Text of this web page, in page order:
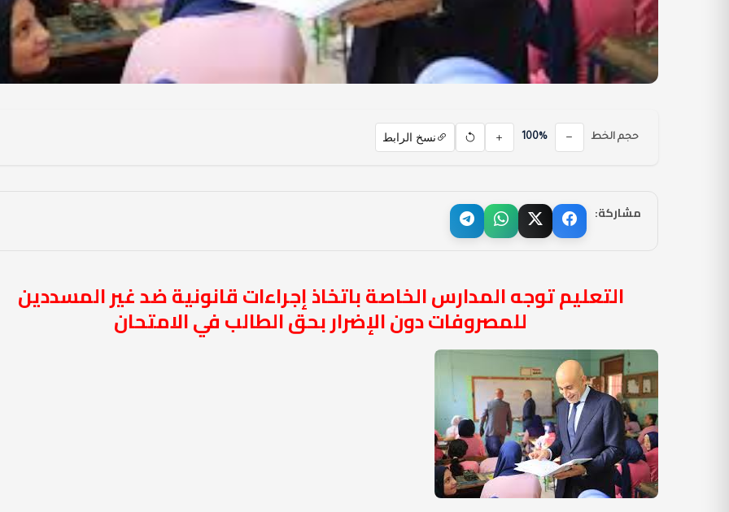
حجم الخط 100% نسخ الرابط
مشاركة:
التعليم توجه المدارس الخاصة باتخاذ إجراءات قانونية ضد غير المسددين
للمصروفات دون الإضرار بحق الطالب في الامتحان